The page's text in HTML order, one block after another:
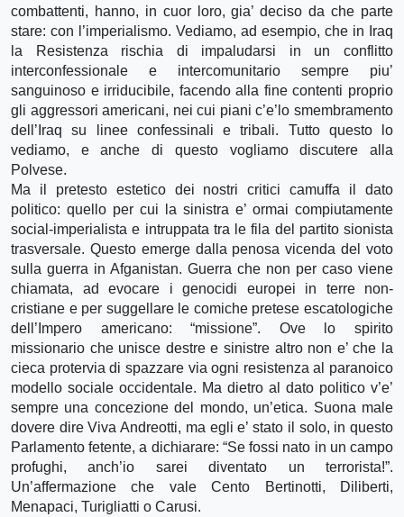
combattenti, hanno, in cuor loro, gia’ deciso da che parte
stare: con l’imperialismo. Vediamo, ad esempio, che in Iraq
la Resistenza rischia di impaludarsi in un conflitto
interconfessionale e intercomunitario sempre piu’
sanguinoso e irriducibile, facendo alla fine contenti proprio
gli aggressori americani, nei cui piani c’e’lo smembramento
dell’Iraq su linee confessinali e tribali. Tutto questo lo
vediamo, e anche di questo vogliamo discutere alla
Polvese.
Ma il pretesto estetico dei nostri critici camuffa il dato
politico: quello per cui la sinistra e’ ormai compiutamente
social-imperialista e intruppata tra le fila del partito sionista
trasversale. Questo emerge dalla penosa vicenda del voto
sulla guerra in Afganistan. Guerra che non per caso viene
chiamata, ad evocare i genocidi europei in terre non-
cristiane e per suggellare le comiche pretese escatologiche
dell’Impero americano: “missione”. Ove lo spirito
missionario che unisce destre e sinistre altro non e’ che la
cieca protervia di spazzare via ogni resistenza al paranoico
modello sociale occidentale. Ma dietro al dato politico v’e’
sempre una concezione del mondo, un’etica. Suona male
dovere dire Viva Andreotti, ma egli e’ stato il solo, in questo
Parlamento fetente, a dichiarare: “Se fossi nato in un campo
profughi, anch’io sarei diventato un terrorista!”.
Un’affermazione che vale Cento Bertinotti, Diliberti,
Menapaci, Turigliatti o Carusi.